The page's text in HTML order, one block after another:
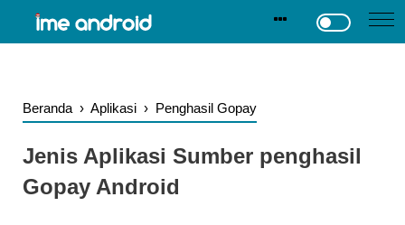
Beranda › Aplikasi › Penghasil Gopay
Jenis Aplikasi Sumber penghasil
Gopay Android